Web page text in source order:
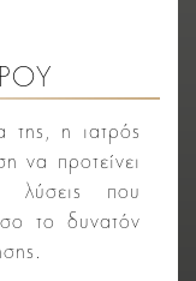
της, η ιατρός
να προτείνει
λύσεις που
το δυνατόν